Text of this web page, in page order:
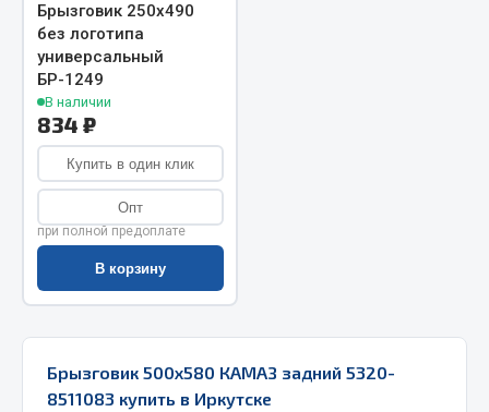
Выключатели и переключатели клавишные
Выключатели кнопочные
Выключатель массы
Изолента
Весь раздел
Запчасти на полуприцепы
Брызговик 250х490
без логотипа
универсальный
БР-1249
В наличии
834 ₽
Купить в один клик
Опт
при полной предоплате
В корзину
Брызговик 500х580 КАМАЗ задний 5320-
8511083 купить в Иркутске